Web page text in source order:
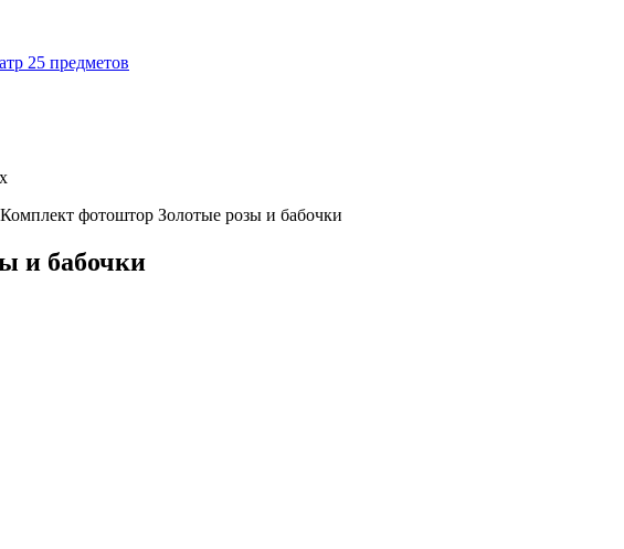
25 предметов
Комплект фотоштор Золотые розы и бабочки
и бабочки